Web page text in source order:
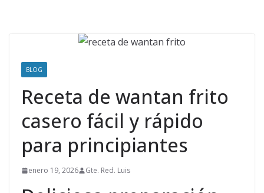
BLOG
Receta de wantan frito
casero fácil y rápido
para principiantes
enero 19, 2026 Gte. Red. Luis